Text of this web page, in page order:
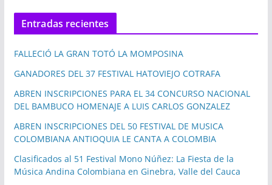
Entradas recientes
FALLECIÓ LA GRAN TOTÓ LA MOMPOSINA
GANADORES DEL 37 FESTIVAL HATOVIEJO COTRAFA
ABREN INSCRIPCIONES PARA EL 34 CONCURSO NACIONAL
DEL BAMBUCO HOMENAJE A LUIS CARLOS GONZALEZ
ABREN INSCRIPCIONES DEL 50 FESTIVAL DE MUSICA
COLOMBIANA ANTIOQUIA LE CANTA A COLOMBIA
Clasificados al 51 Festival Mono Núñez: La Fiesta de la
Música Andina Colombiana en Ginebra, Valle del Cauca